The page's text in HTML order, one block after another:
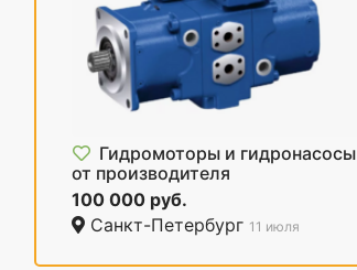
Гидромоторы и гидронасосы
от производителя
100 000 руб.
Санкт-Петербург 11 июля